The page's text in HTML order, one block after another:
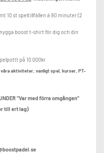
10 st speltillfällen á 90 minuter (2
boost t-shirt för dig och din
på 10 000kr.
aktiviteter, vanligt spel, kurser, PT-
UNDER "Var med förra omgången"
till ert lag)